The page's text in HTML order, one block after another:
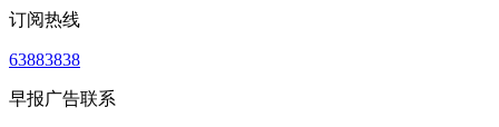
订阅热线
63883838
早报广告联系